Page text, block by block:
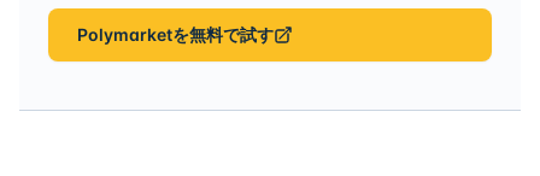
Polymarketを無料で試す